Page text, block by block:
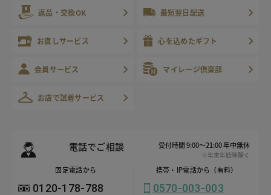
返品・交換OK 最短翌日配送
お直しサービス 心を込めたギフト
会員サービス マイレージ倶楽部
お店で試着サービス
電話でご相談 受付時間 9:00～21:00 年中無休
※年末年始等除く
固定電話から
0120-178-788
携帯・IP電話から（有料）
0570-003-003